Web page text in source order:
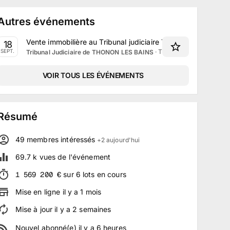
événements
18
SEPT.
Vente immobilière au Tribunal judiciaire Thonon-les-Bains
Tribunal Judiciaire de THONON LES BAINS·Thonon-les-Bains,
VOIR TOUS LES ÉVÉNEMENTS
49 membresintéressés +2aujourd'hui
69.7 k vues de l'événement
1 569 200 € sur 6 lots en cours
Mise en ligne il y a1 mois
Mise à jour il y a 2 semaines
Nouvel abonné(e) il y a 6 heures